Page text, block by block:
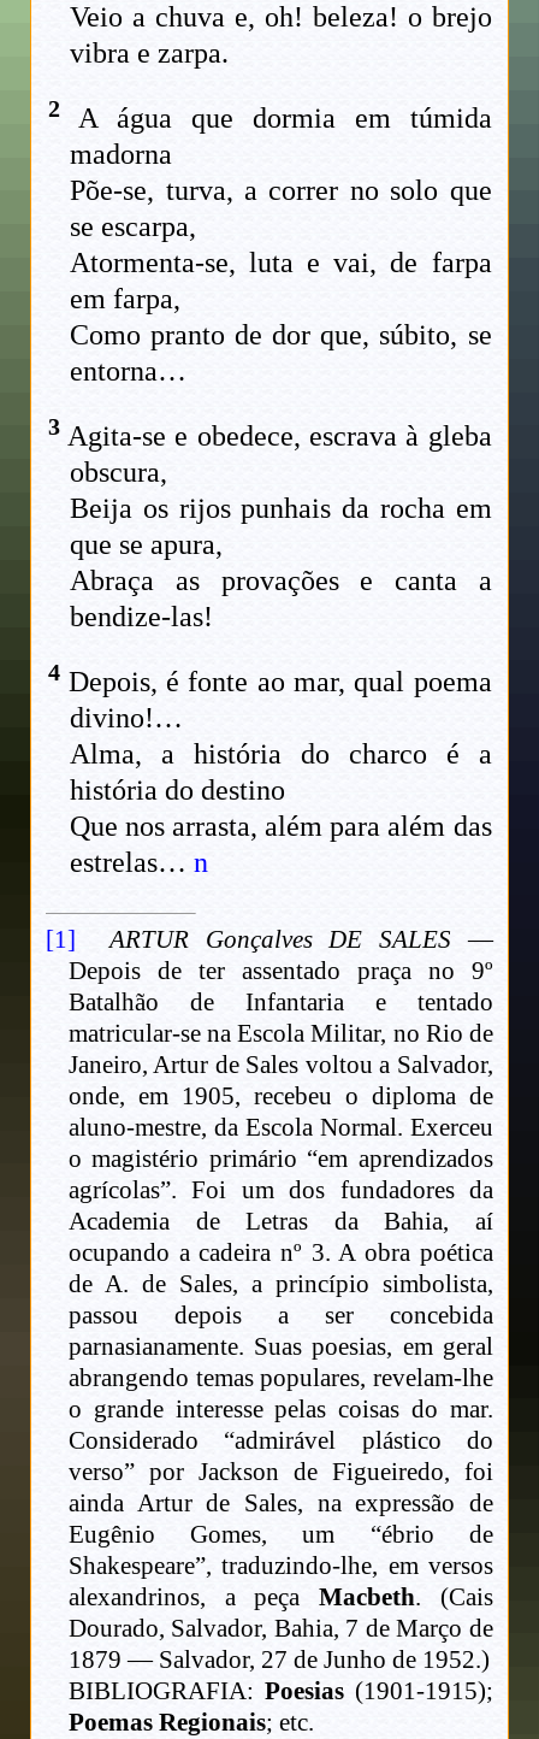
Veio a chuva e, oh! beleza! o brejo
vibra e zarpa.
2A água que dormia em túmida
madorna
Põe-se, turva, a correr no solo que
se escarpa,
Atormenta-se, luta e vai, de farpa
em farpa,
Como pranto de dor que, súbito, se
entorna…
3Agita-se e obedece, escrava à gleba
obscura,
Beija os rijos punhais da rocha em
que se apura,
Abraça as provações e canta a
bendize-las!
4Depois, é fonte ao mar, qual poema
divino!…
Alma, a história do charco é a
história do destino
Que nos arrasta, além para além das
estrelas…n
[1] ARTUR Gonçalves DE SALES —
Depois de ter assentado praça no 9º
Batalhão de Infantaria e tentado
matricular-se na Escola Militar, no Rio de
Janeiro, Artur de Sales voltou a Salvador,
onde, em 1905, recebeu o diploma de
aluno-mestre, da Escola Normal. Exerceu
o magistério primário “em aprendizados
agrícolas”. Foi um dos fundadores da
Academia de Letras da Bahia, aí
ocupando a cadeira nº 3. A obra poética
de A. de Sales, a princípio simbolista,
passou depois a ser concebida
parnasianamente. Suas poesias, em geral
abrangendo temas populares, revelam-lhe
o grande interesse pelas coisas do mar.
Considerado “admirável plástico do
verso” por Jackson de Figueiredo, foi
ainda Artur de Sales, na expressão de
Eugênio Gomes, um “ébrio de
Shakespeare”, traduzindo-lhe, em versos
alexandrinos, a peçaMacbeth. (Cais
Dourado, Salvador, Bahia, 7 de Março de
1879 — Salvador, 27 de Junho de 1952.)
BIBLIOGRAFIA: Poesias(1901-1915);
Poemas Regionais; etc.